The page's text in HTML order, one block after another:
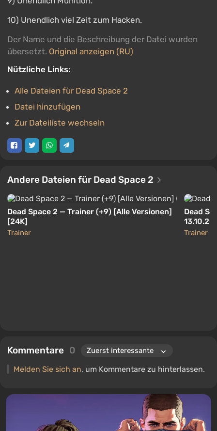
10) Unendlich viel Zeit zum Hacken.
Der Name und die Beschreibung der Datei wurden
übersetzt. Original anzeigen (RU)
Nützliche Links:
Alle Dateien für Dead Space 2
Datei hinzufügen
Zur Dateiliste wechseln
Andere Dateien für Dead Space 2
Dead Space 2 — Trainer (+9) [Alle Versionen]
[24K]
Trainer
Dead
Trainer
Kommentare 0
Melden Sie sich an, um Kommentare zu hinterlassen.